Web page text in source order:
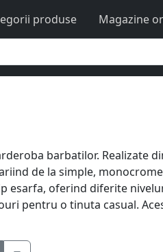
produse Magazine
barbatilor. Realizate
de la simple,
esarfa, oferind diferite
pentru o tinuta casual.